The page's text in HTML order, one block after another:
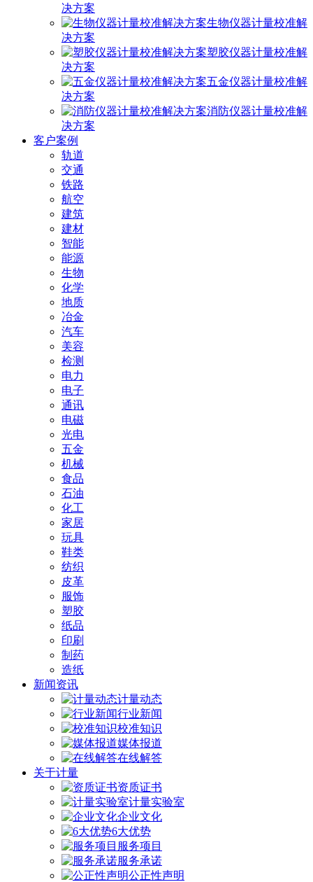
决方案
生物仪器计量校准解
决方案
塑胶仪器计量校准解
决方案
五金仪器计量校准解
决方案
消防仪器计量校准解
决方案
客户案例
轨道
交通
铁路
航空
建筑
建材
智能
能源
生物
化学
地质
冶金
汽车
美容
检测
电力
电子
通讯
电磁
光电
五金
机械
食品
石油
化工
家居
玩具
鞋类
纺织
皮革
服饰
塑胶
纸品
印刷
制药
造纸
新闻资讯
计量动态
行业新闻
校准知识
媒体报道
在线解答
关于计量
资质证书
计量实验室
企业文化
6大优势
服务项目
服务承诺
公正性声明